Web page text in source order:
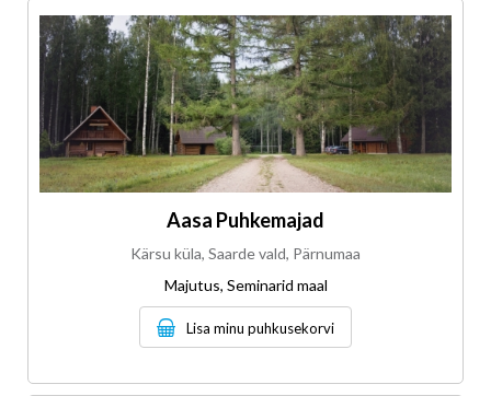
Aasa Puhkemajad
Kärsu küla, Saarde vald, Pärnumaa
Majutus, Seminarid maal
Lisa minu puhkusekorvi